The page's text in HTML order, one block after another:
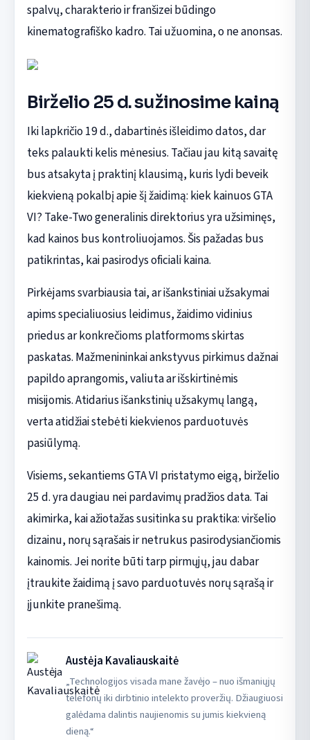
spalvų, charakterio ir franšizei būdingo
kinematografiško kadro. Tai užuomina, o ne anonsas.
Birželio 25 d. sužinosime kainą
Iki lapkričio 19 d., dabartinės išleidimo datos, dar
teks palaukti kelis mėnesius. Tačiau jau kitą savaitę
bus atsakyta į praktinį klausimą, kuris lydi beveik
kiekvieną pokalbį apie šį žaidimą: kiek kainuos GTA
VI? Take-Two generalinis direktorius yra užsiminęs,
kad kainos bus kontroliuojamos. Šis pažadas bus
patikrintas, kai pasirodys oficiali kaina.
Pirkėjams svarbiausia tai, ar išankstiniai užsakymai
apims specialiuosius leidimus, žaidimo vidinius
priedus ar konkrečioms platformoms skirtas
paskatas. Mažmenininkai ankstyvus pirkimus dažnai
papildo aprangomis, valiuta ar išskirtinėmis
misijomis. Atidarius išankstinių užsakymų langą,
verta atidžiai stebėti kiekvienos parduotuvės
pasiūlymą.
Visiems, sekantiems GTA VI pristatymo eigą, birželio
25 d. yra daugiau nei pardavimų pradžios data. Tai
akimirka, kai ažiotažas susitinka su praktika: viršelio
dizainu, norų sąrašais ir netrukus pasirodysiančiomis
kainomis. Jei norite būti tarp pirmųjų, jau dabar
įtraukite žaidimą į savo parduotuvės norų sąrašą ir
įjunkite pranešimą.
Austėja Kavaliauskaitė
„Technologijos visada mane žavėjo – nuo išmaniųjų
telefonų iki dirbtinio intelekto proveržių. Džiaugiuosi
galėdama dalintis naujienomis su jumis kiekvieną
dieną.“